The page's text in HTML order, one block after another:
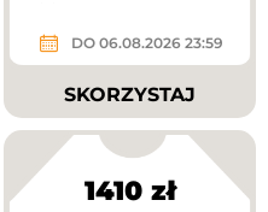
DO 06.08.2026 23:59
SKORZYSTAJ
1410 zł